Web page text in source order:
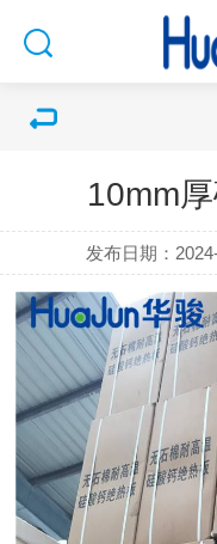
10mm
发布日期：